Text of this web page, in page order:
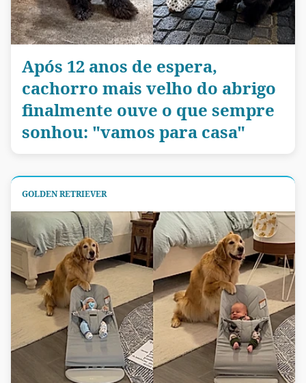
Após 12 anos de espera,
cachorro mais velho do abrigo
finalmente ouve o que sempre
sonhou: "vamos para casa"
GOLDEN RETRIEVER